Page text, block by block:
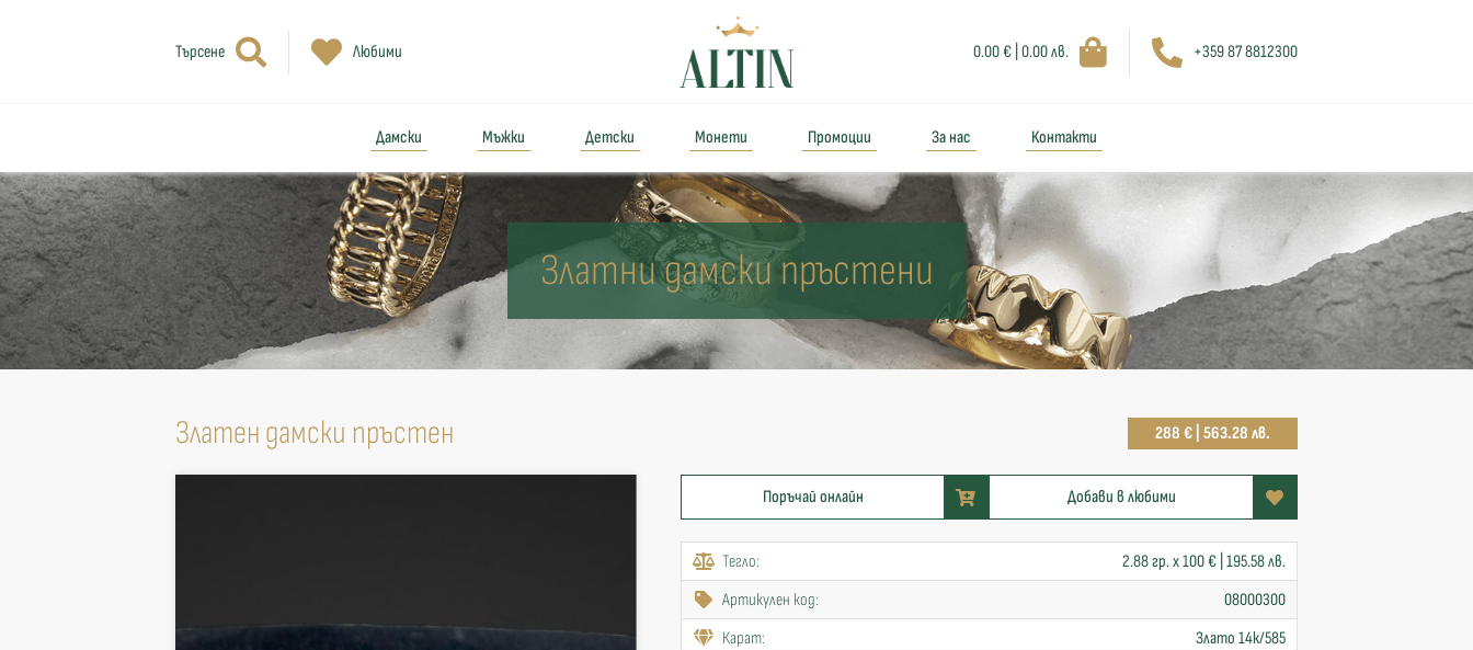
Търсене Любими 0.00 € | 0.00 лв. +359 87 8812300
Дамски Мъжки Детски Монети Промоции За нас Контакти
Златни дамски пръстени
Златен дамски пръстен 288 € | 563.28 лв.
Поръчай онлайн Добави в любими
Тегло:
2.88 гр. x 100 € | 195.58 лв.
Артикулен код:
08000300
Карат:
Злато 14к/585